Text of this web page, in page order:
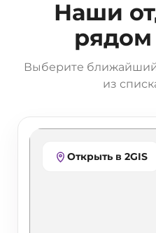
Наши
рядом
Выберите
из
Открыть в 2GIS